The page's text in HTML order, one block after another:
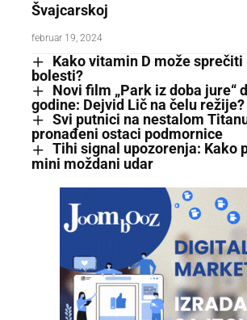
Švajcarskoj
februar 19, 2024
Kako vitamin D može
bolesti?
Novi film „Park iz doba jure“
godine: Dejvid Lič na čelu režije?
Svi putnici na nestalom
pronađeni ostaci podmornice
Tihi signal upozorenja: Kako
mini moždani udar